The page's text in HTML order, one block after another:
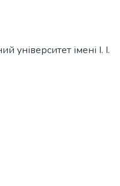
університет імені І. І.